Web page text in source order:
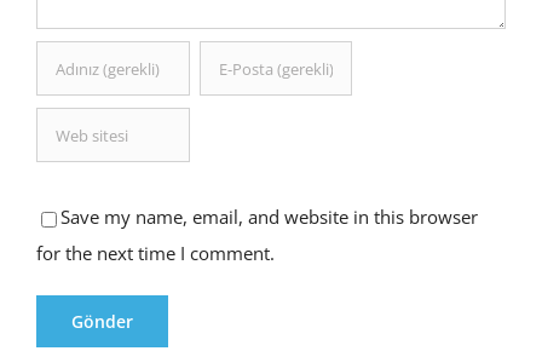
Save my name, email, and website in this browser
for the next time I comment.